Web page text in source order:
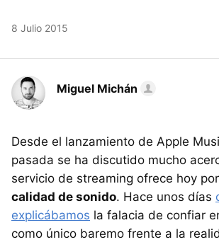
8 Julio 2015
Miguel Michán
Desde el lanzamiento de Apple
pasada se ha discutido mucho
servicio de streaming ofrece hoy
calidad de sonido. Hace unos días
explicábamos la falacia de confiar
como único baremo frente a la